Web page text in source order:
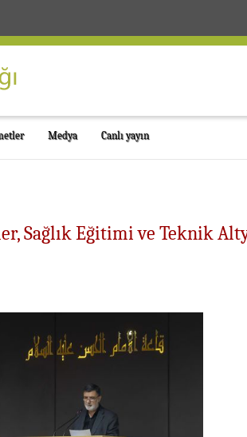
Medya Canlı yayın
Sağlık Eğitimi ve Teknik